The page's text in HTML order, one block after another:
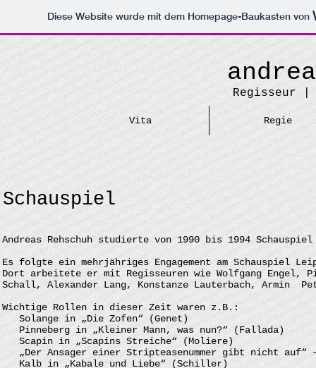
Diese Website wurde mit dem Homepage-Baukasten von
Regisseur
Vita Regie
Schauspiel
Andreas Rehschuh studierte von 1990 bis 1994
Es folgte ein mehrjähriges Engagement am Schauspiel
Dort arbeitete er mit Regisseuren wie Wolfgang Engel,
Schall, Alexander Lang, Konstanze Lauterbach, Armin
Wichtige Rollen in dieser Zeit waren z.B.:
Solange in „Die Zofen“ (Genet)
Pinneberg in „Kleiner Mann, was nun?“ (Fallada)
Scapin in „Scapins Streiche“ (Moliere)
„Der Ansager einer Stripteasenummer gibt nicht auf“
Kalb in „Kabale und Liebe“ (Schiller)